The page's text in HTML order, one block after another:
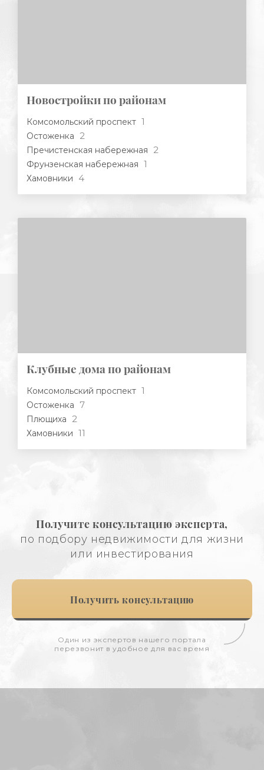
Новостройки по районам
Комсомольский проспект 1
Остоженка 2
Пречистенская набережная 2
Фрунзенская набережная 1
Хамовники 4
Клубные дома по районам
Комсомольский проспект 1
Остоженка 7
Плющиха 2
Хамовники 11
Получите консультацию эксперта,
по подбору недвижимости для жизни
или инвестирования
Получить консультацию
Один из экспертов нашего портала
перезвонит в удобное для вас время